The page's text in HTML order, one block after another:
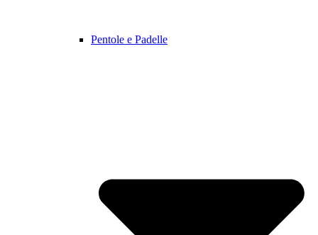
Pentole e Padelle